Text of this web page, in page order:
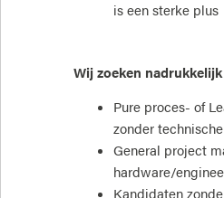
is een sterke plus
Wij zoeken
Pure proces- of
zonder
General project
hardware/
Kandidaten